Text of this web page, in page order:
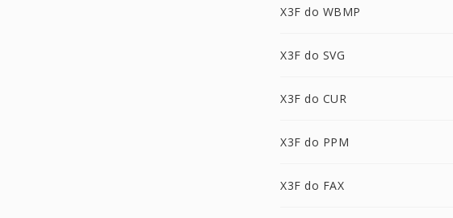
X3F do WBMP
X3F do SVG
X3F do CUR
X3F do PPM
X3F do FAX